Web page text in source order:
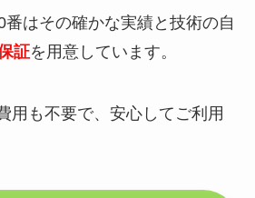
番はその確かな実績と技術の自
証を用意しています。
用も不要で、安心してご利用